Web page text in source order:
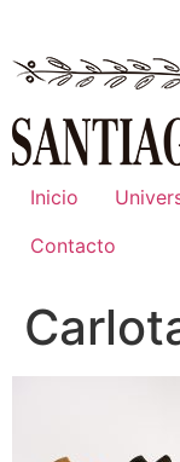
contenido
Inicio
Contacto